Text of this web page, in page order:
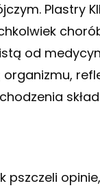
Plastry
od
pszczeli